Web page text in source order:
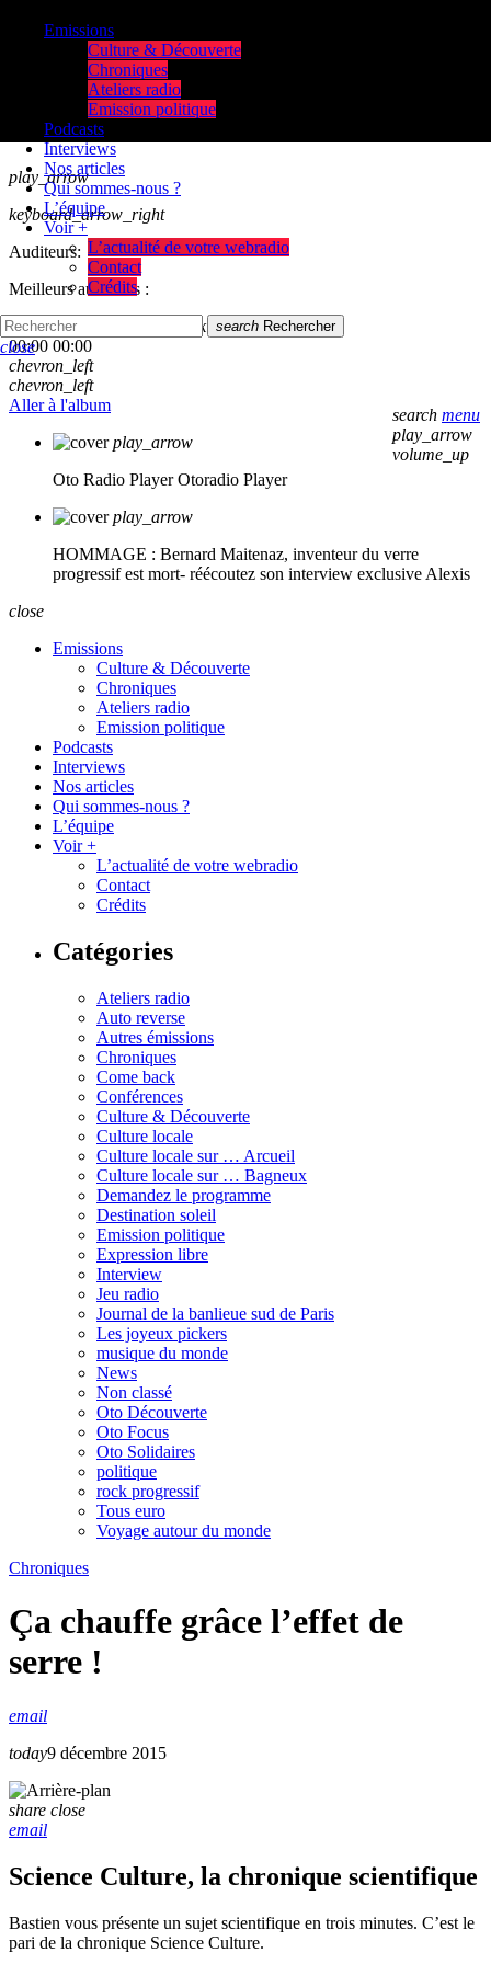
play_arrow
keyboard_arrow_right
Auditeurs:
Meilleurs auditeurs :
skip_previous
skip_next
00:00 00:00
chevron_left
chevron_left
Aller à l'album
play_arrow
Oto Radio Player Otoradio Player
play_arrow
HOMMAGE : Bernard Maitenaz, inventeur du verre
progressif est mort- réécoutez son interview exclusive Alexis
Emissions
Culture & Découverte
Chroniques
Ateliers radio
Emission politique
Podcasts
Interviews
Nos articles
Qui sommes-nous ?
L’équipe
Voir +
L’actualité de votre webradio
Contact
Crédits
search menu
play_arrow
volume_up
search Rechercher
close
close
Emissions
Culture & Découverte
Chroniques
Ateliers radio
Emission politique
Podcasts
Interviews
Nos articles
Qui sommes-nous ?
L’équipe
Voir +
L’actualité de votre webradio
Contact
Crédits
Catégories
Ateliers radio
Auto reverse
Autres émissions
Chroniques
Come back
Conférences
Culture & Découverte
Culture locale
Culture locale sur … Arcueil
Culture locale sur … Bagneux
Demandez le programme
Destination soleil
Emission politique
Expression libre
Interview
Jeu radio
Journal de la banlieue sud de Paris
Les joyeux pickers
musique du monde
News
Non classé
Oto Découverte
Oto Focus
Oto Solidaires
politique
rock progressif
Tous euro
Voyage autour du monde
Chroniques
Ça chauffe grâce l’effet de
serre !
email
today9 décembre 2015
share close
email
Science Culture, la chronique scientifique
Bastien vous présente un sujet scientifique en trois minutes. C’est le
pari de la chronique Science Culture.